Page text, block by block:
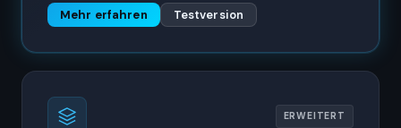
Mehr erfahren Testversion
ERWEITERT